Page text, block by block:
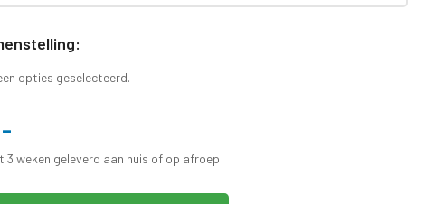
opties geselecteerd.
3 weken geleverd aan huis of op afroep